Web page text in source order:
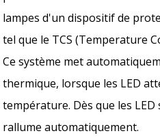
lampes d'un dispositif de
tel que le TCS (Temperature
Ce système met
thermique, lorsque les LED
température. Dès que les
rallume automatiquement.